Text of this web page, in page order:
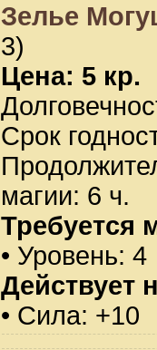
Зелье
3)
Цена: 5 кр.
Срок
магии: 6 ч.
Требуется
• Уровень: 4
Действует
• Сила: +10